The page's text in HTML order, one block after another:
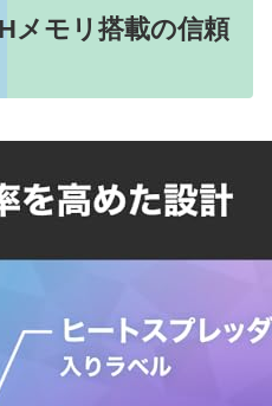
メモリ搭載の信頼